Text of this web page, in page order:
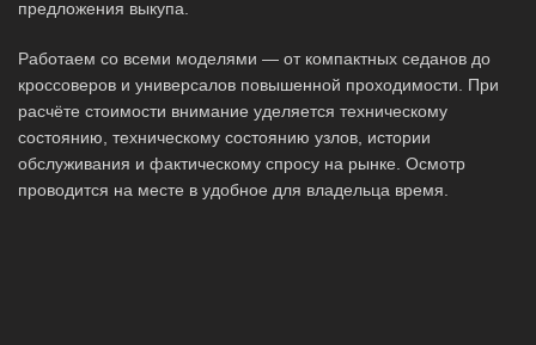
предложения выкупа.
Работаем со всеми моделями — от компактных седанов до
кроссоверов и универсалов повышенной проходимости. При
расчёте стоимости внимание уделяется техническому
состоянию, техническому состоянию узлов, истории
обслуживания и фактическому спросу на рынке. Осмотр
проводится на месте в удобное для владельца время.